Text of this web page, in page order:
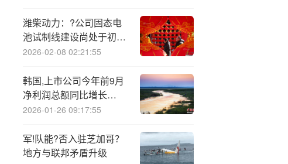
潍柴动力：?公司固态电
池试制线建设尚处于初期
阶段
2026-02-08 02:21:55
韩国,上市公司今年前9月
净利润总额同比增长
25.8%
2026-01-26 09:17:55
军!队能?否入驻芝加哥？
地方与联邦矛盾升级